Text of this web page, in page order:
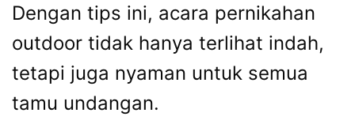
Dengan tips ini, acara pernikahan
outdoor tidak hanya terlihat indah,
tetapi juga nyaman untuk semua
tamu undangan.